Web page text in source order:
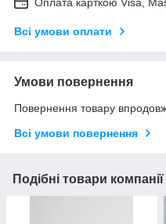
Оплата карткою Visa,
Всі умови оплати
Умови повернення
Повернення товару
Всі умови повернення
Подібні товари компанії